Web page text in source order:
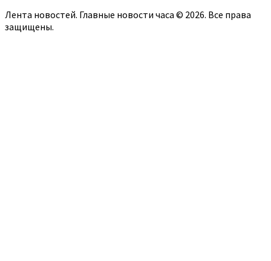
Лента новостей. Главные новости часа © 2026. Все права
защищены.